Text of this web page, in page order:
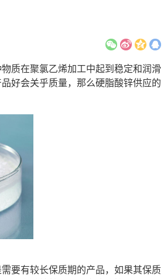
质在聚氯乙烯加工中起到稳定和润滑
好会关乎质量，那么硬脂酸锌供应的
要有较长保质期的产品，如果其保质